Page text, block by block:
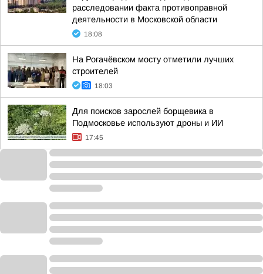
расследовании факта противоправной
деятельности в Московской области
18:08
На Рогачёвском мосту отметили лучших
строителей
18:03
Для поисков зарослей борщевика в
Подмосковье используют дроны и ИИ
17:45